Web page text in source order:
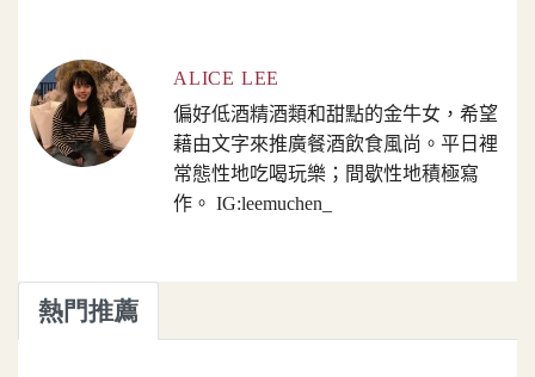
ALICE LEE
偏好低酒精酒類和甜點的金牛女，希望
藉由文字來推廣餐酒飲食風尚。平日裡
常態性地吃喝玩樂；間歇性地積極寫
作。 IG:leemuchen_